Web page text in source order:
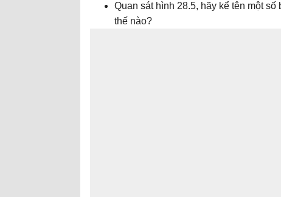
Quan sát hình 28.5, hãy kể tên một
thế nào?